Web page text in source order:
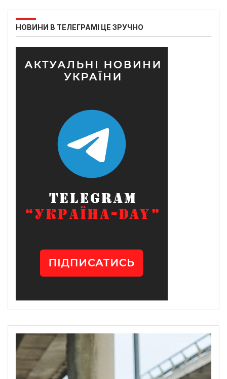
НОВИНИ В ТЕЛЕГРАМІ ЦЕ ЗРУЧНО